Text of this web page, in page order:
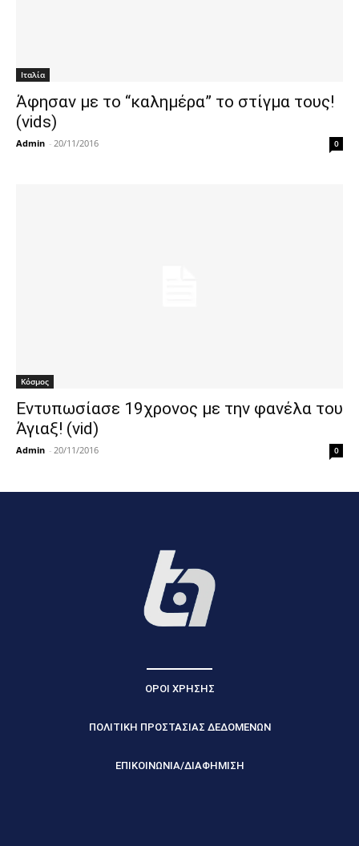
Ιταλία
Άφησαν με το “καλημέρα” το στίγμα τους!
(vids)
Admin - 20/11/2016 0
Κόσμος
Εντυπωσίασε 19χρονος με την φανέλα του
Άγιαξ! (vid)
Admin - 20/11/2016 0
ΟΡΟΙ ΧΡΗΣΗΣ
ΠΟΛΙΤΙΚΗ ΠΡΟΣΤΑΣΙΑΣ ΔΕΔΟΜΕΝΩΝ
ΕΠΙΚΟΙΝΩΝΙΑ/ΔΙΑΦΗΜΙΣΗ